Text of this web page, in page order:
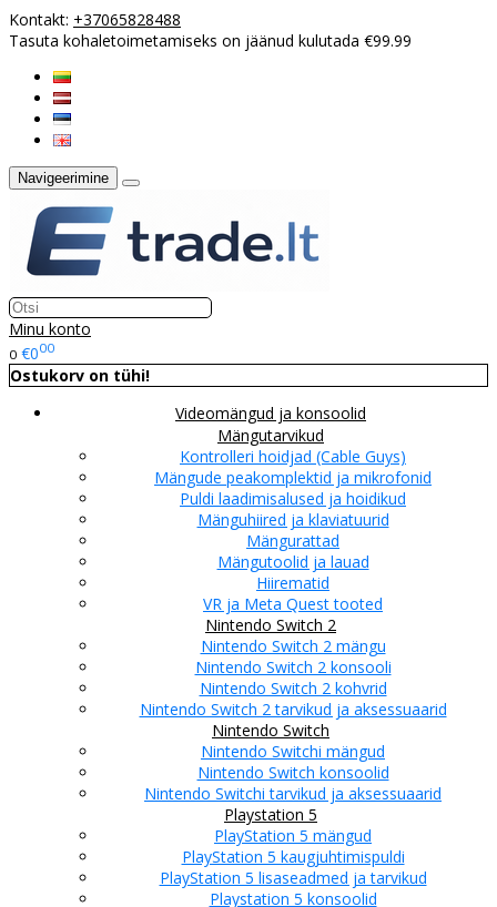
Kontakt: +37065828488
Tasuta kohaletoimetamiseks on jäänud kulutada €99.99
Navigeerimine
Minu konto
0 €000
Ostukorv on tühi!
Videomängud ja konsoolid
Mängutarvikud
Kontrolleri hoidjad (Cable Guys)
Mängude peakomplektid ja mikrofonid
Puldi laadimisalused ja hoidikud
Mänguhiired ja klaviatuurid
Mängurattad
Mängutoolid ja lauad
Hiirematid
VR ja Meta Quest tooted
Nintendo Switch 2
Nintendo Switch 2 mängu
Nintendo Switch 2 konsooli
Nintendo Switch 2 kohvrid
Nintendo Switch 2 tarvikud ja aksessuaarid
Nintendo Switch
Nintendo Switchi mängud
Nintendo Switch konsoolid
Nintendo Switchi tarvikud ja aksessuaarid
Playstation 5
PlayStation 5 mängud
PlayStation 5 kaugjuhtimispuldi
PlayStation 5 lisaseadmed ja tarvikud
Playstation 5 konsoolid